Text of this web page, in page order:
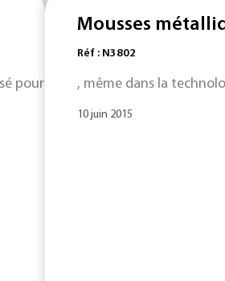
à chaîne courte... Une
pour la fabrication de ces
Mousses
Réf : N3802
, même dans la
10 juin 2015